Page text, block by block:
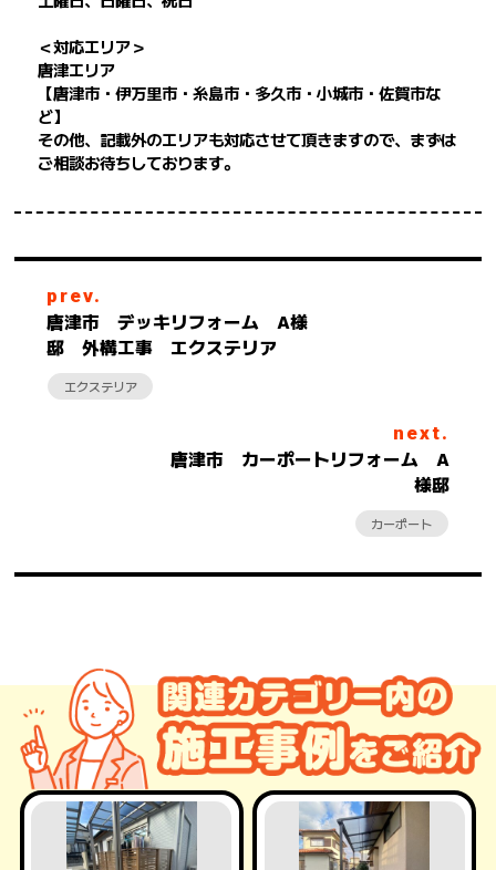
＜対応エリア＞
唐津エリア
【唐津市・伊万里市・糸島市・多久市・小城市・佐賀市な
ど】
その他、記載外のエリアも対応させて頂きますので、まずは
ご相談お待ちしております。
prev.
唐津市 デッキリフォーム A様
邸 外構工事 エクステリア
エクステリア
next.
唐津市 カーポートリフォーム A
様邸
カーポート